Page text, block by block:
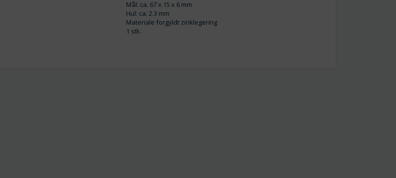
Mål: ca. 67 x 15 x 6 mm
Hul: ca. 2.3 mm
Materiale forgyldt zinklegering
1 stk.